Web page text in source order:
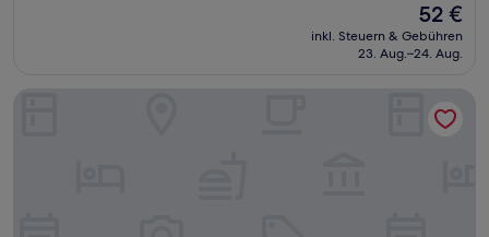
Der
Preis
beträgt
52 €
inkl. Steuern & Gebühren
23. Aug.–24. Aug.